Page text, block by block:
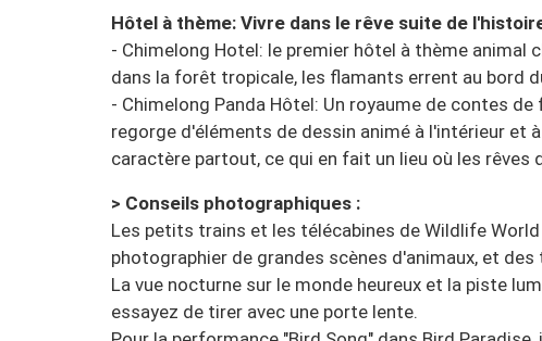
Hôtel à thème: Vivre dans le rêve suite de
- Chimelong Hotel: le premier hôtel à thème animal
dans la forêt tropicale, les flamants errent au bord
- Chimelong Panda Hôtel: Un royaume de contes
regorge d'éléments de dessin animé à l'intérieur et
caractère partout, ce qui en fait un lieu où les rêves
> Conseils photographiques :
Les petits trains et les télécabines de Wildlife
photographier de grandes scènes d'animaux, et
La vue nocturne sur le monde heureux et la piste
essayez de tirer avec une porte lente.